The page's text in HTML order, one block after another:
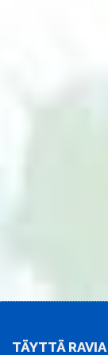
TÄYTTÄ RAVIA